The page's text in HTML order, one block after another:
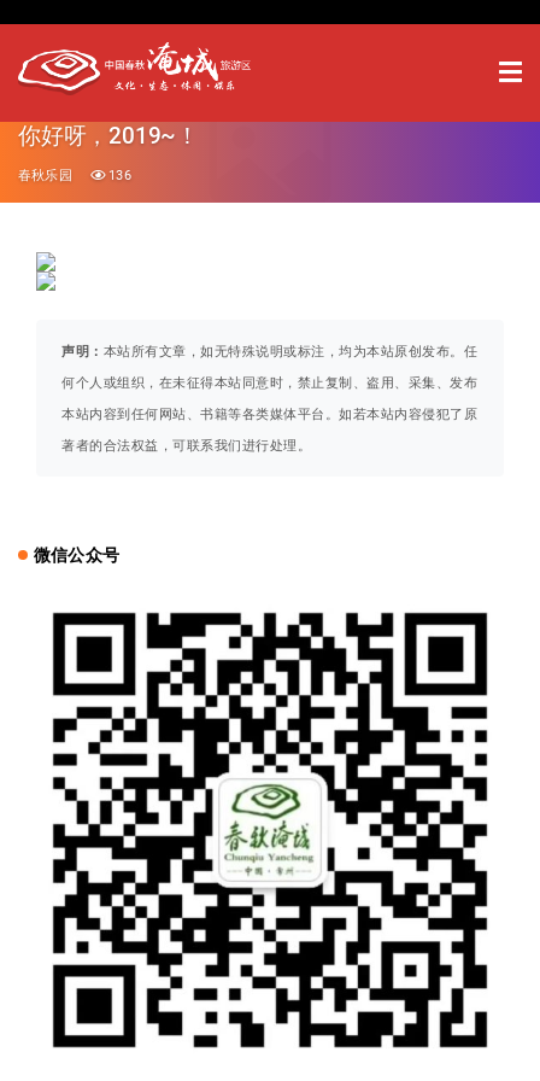
你好呀，2019~！
春秋乐园 136
声明： 本站所有文章，如无特殊说明或标注，均为本站原创发布。任
何个人或组织，在未征得本站同意时，禁止复制、盗用、采集、发布
本站内容到任何网站、书籍等各类媒体平台。如若本站内容侵犯了原
著者的合法权益，可联系我们进行处理。
微信公众号